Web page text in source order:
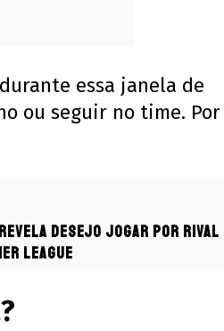
essa janela de
ou seguir no time. Por
desejo jogar por rival
League